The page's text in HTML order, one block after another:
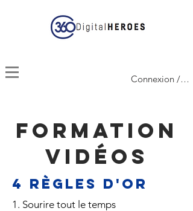
Connexion /
Formation
Vidéos
4 règles d'or
1. Sourire tout le temps